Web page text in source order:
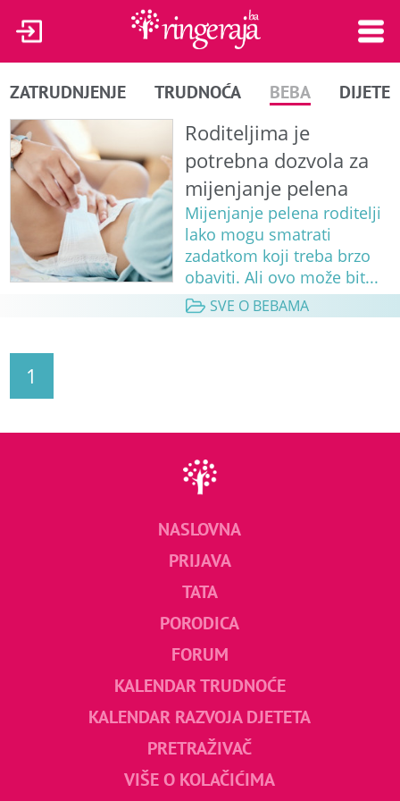
ZATRUDNJENJE TRUDNOĆA BEBA DIJETE
Roditeljima je
potrebna dozvola za
mijenjanje pelena
Mijenjanje pelena roditelji
lako mogu smatrati
zadatkom koji treba brzo
obaviti. Ali ovo može bit...
SVE O BEBAMA
1
NASLOVNA
PRIJAVA
TATA
PORODICA
FORUM
KALENDAR TRUDNOĆE
KALENDAR RAZVOJA DJETETA
PRETRAŽIVAČ
VIŠE O KOLAČIĆIMA